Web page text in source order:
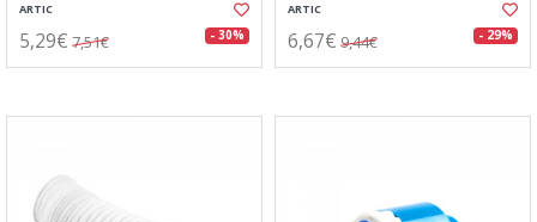
ARTIC
5,29€ 7,51€ - 30%
ARTIC
6,67€ 9,44€ - 29%